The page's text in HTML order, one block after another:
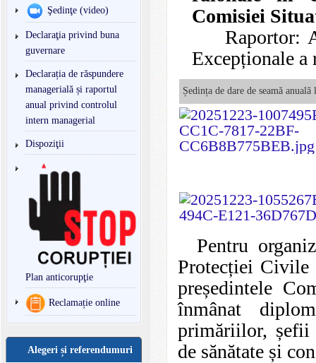
Şedinţe (video)
Declaraţia privind buna
guvernare
Declarația de răspundere
managerială și raportul
anual privind controlul
intern managerial
Dispoziţii
Plan anticorupţie
Reclamație online
Alegeri și referendumuri
Comisiei
Raportor:
Excepționale
Ședința de dare de seamă
Pentru
Protecției Civile
președintele
înmânat
primăriilor,
de sănătate și